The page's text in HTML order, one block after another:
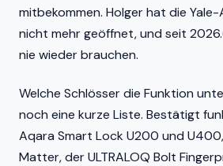
mitbekommen. Holger hat die
nicht mehr geöffnet, und seit
nie wieder brauchen.
Welche Schlösser die Funktion
noch eine kurze Liste. Bestätigt
Aqara Smart Lock U200 und
Matter, der ULTRALOQ Bolt